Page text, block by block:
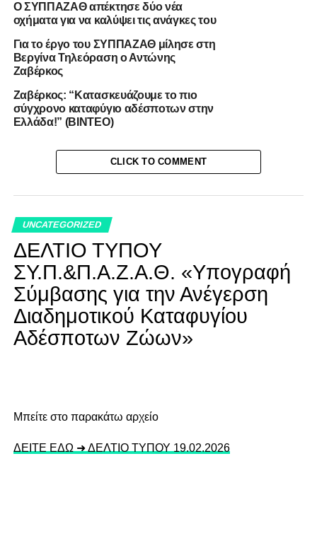
RELATED TOPICS:
ΣΥΠΠΑΖΑΘ
UP NEXT
Στο TV100 ο πρόεδρος του ΣΥΠΠΑΖΑΘ για το
παρουσιάστηκε το έργο του ΣΥΠΠΑΖΑΘ
Ο ΣΥΠΠΑΖΑΘ απέκτησε δύο νέα
οχήματα για να καλύψει τις ανάγκες του
Για το έργο του ΣΥΠΠΑΖΑΘ μίλησε στη
Βεργίνα Τηλεόραση ο Αντώνης
Ζαβέρκος
Ζαβέρκος: “Κατασκευάζουμε το πιο
σύγχρονο καταφύγιο αδέσποτων στην
Ελλάδα!” (ΒΙΝΤΕΟ)
CLICK TO COMMENT
UNCATEGORIZED
ΔΕΛΤΙΟ ΤΥΠΟΥ
ΣΥ.Π.&Π.Α.Ζ.Α.Θ. «Υπογραφή
Σύμβασης για την Ανέγερση
Διαδημοτικού Καταφυγίου
Αδέσποτων Ζώων»
Mπείτε στο παρακάτω αρχείο
ΔΕΙΤΕ ΕΔΩ ➜ ΔΕΛΤΙΟ ΤΥΠΟΥ 19.02.2026